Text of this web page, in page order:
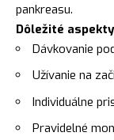
pankreasu.
Dôležité
Dávkovanie
Užívanie na
Individuálne
Pravidelné